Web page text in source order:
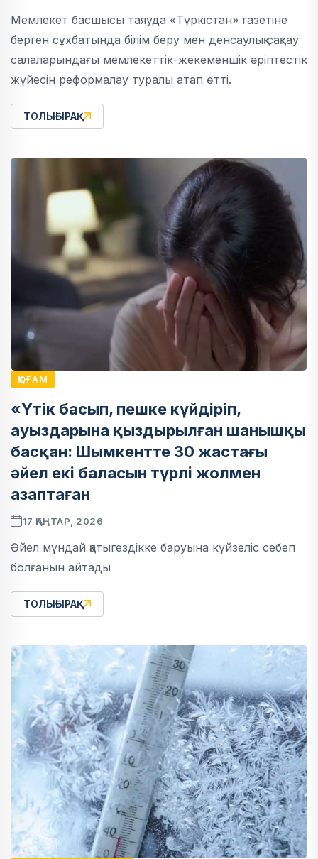
Мемлекет басшысы таяуда «Түркістан» газетіне
берген сұхбатында білім беру мен денсаулық сақтау
салаларындағы мемлекеттік-жекеменшік әріптестік
жүйесін реформалау туралы атап өтті.
ТОЛЫҒЫРАҚ
ҚОҒАМ
«Үтік басып, пешке күйдіріп,
ауыздарына қыздырылған шанышқы
басқан: Шымкентте 30 жастағы
әйел екі баласын түрлі жолмен
азаптаған
17 ҚАҢТАР, 2026
Әйел мұндай қатыгездікке баруына күйзеліс себеп
болғанын айтады
ТОЛЫҒЫРАҚ